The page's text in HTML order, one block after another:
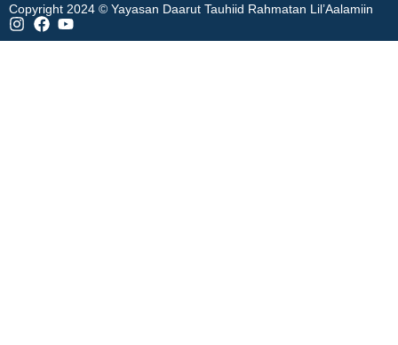
Copyright 2024 © Yayasan Daarut Tauhiid Rahmatan Lil’Aalamiin